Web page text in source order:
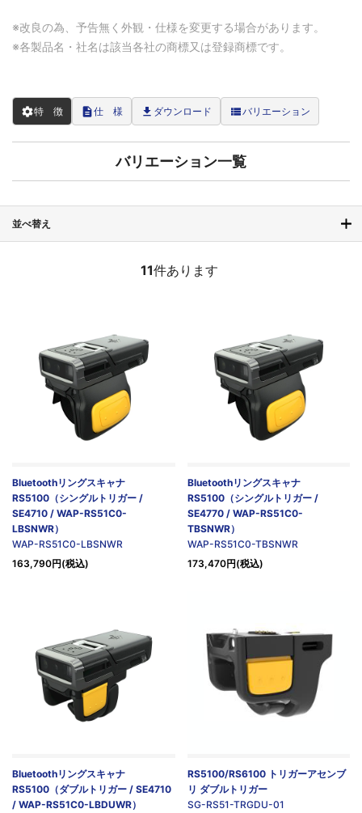
※改良の為、予告無く外観・仕様を変更する場合があります。
※各製品名・社名は該当各社の商標又は登録商標です。
settings特 徴 description仕 様 file_download ダウンロード view_listバリエーション
バリエーション一覧
並べ替え
11件あります
Bluetoothリングスキャナ
RS5100（シングルトリガー /
SE4710 / WAP-RS51C0-
LBSNWR）
WAP-RS51C0-LBSNWR
163,790円(税込)
Bluetoothリングスキャナ
RS5100（シングルトリガー /
SE4770 / WAP-RS51C0-
TBSNWR）
WAP-RS51C0-TBSNWR
173,470円(税込)
Bluetoothリングスキャナ
RS5100（ダブルトリガー / SE4710
/ WAP-RS51C0-LBDUWR）
RS5100/RS6100 トリガーアセンブ
リ ダブルトリガー
SG-RS51-TRGDU-01